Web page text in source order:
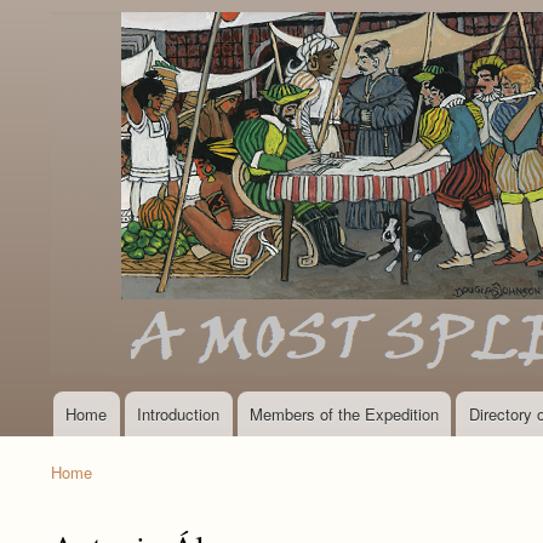
MainHome Introduction Members of the Expedition Directory
Home